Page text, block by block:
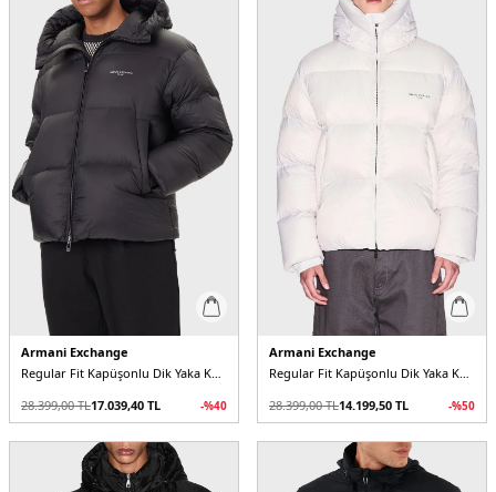
Armani Exchange
Regular Fit Kapüşonlu Dik Yaka Kapitoneli Şişme Erkek Mont
28.399,00TL17.039,40 TL -%40
Armani Exchange
Regular Fit Kapüşonlu Dik Yaka Kapitoneli Şişme Erkek Mont
28.399,00TL14.199,50 TL -%50